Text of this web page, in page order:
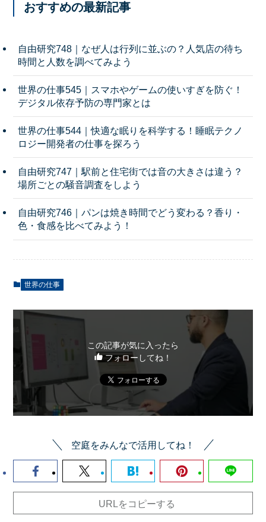
おすすめの最新記事
自由研究748｜なぜ人は行列に並ぶの？人気店の待ち
時間と人数を調べてみよう
世界の仕事545｜スマホやゲームの使いすぎを防ぐ！
デジタル依存予防の専門家とは
世界の仕事544｜快適な眠りを科学する！睡眠テクノ
ロジー開発者の仕事を探ろう
自由研究747｜駅前と住宅街では音の大きさは違う？
場所ごとの騒音調査をしよう
自由研究746｜パンは焼き時間でどう変わる？香り・
色・食感を比べてみよう！
世界の仕事
この記事が気に入ったら
フォローしてね！
空庭をみんなで活用してね！
URLをコピーする